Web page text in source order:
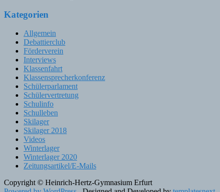
Kategorien
Allgemein
Debattierclub
Förderverein
Interviews
Klassenfahrt
Klassensprecherkonferenz
Schülerparlament
Schülervertretung
Schulinfo
Schulleben
Skilager
Skilager 2018
Videos
Winterlager
Winterlager 2020
Zeitungsartikel/E-Mails
Copyright © Heinrich-Hertz-Gymnasium Erfurt